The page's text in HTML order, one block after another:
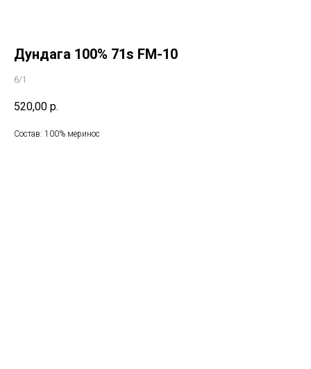
Дундага 100% 71s FM-10
6/1
520,00 р.
Состав: 100% меринос